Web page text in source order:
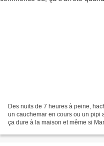
Des nuits de 7 heures à peine,
un cauchemar en cours ou un
ça dure à la maison et même si